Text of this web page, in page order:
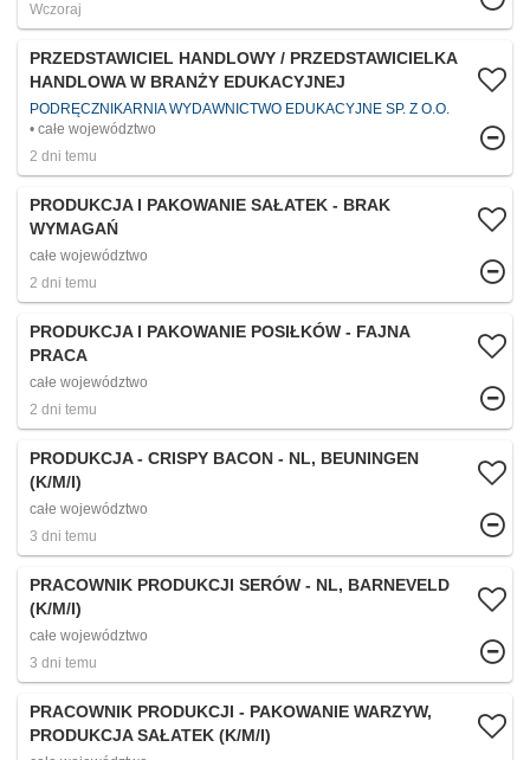
Wczoraj
PRZEDSTAWICIEL HANDLOWY / PRZEDSTAWICIELKA
HANDLOWA W BRANŻY EDUKACYJNEJ
PODRĘCZNIKARNIA WYDAWNICTWO EDUKACYJNE SP. Z O.O.
całe województwo
2 dni temu
PRODUKCJA I PAKOWANIE SAŁATEK - BRAK
WYMAGAŃ
całe województwo
2 dni temu
PRODUKCJA I PAKOWANIE POSIŁKÓW - FAJNA
PRACA
całe województwo
2 dni temu
PRODUKCJA - CRISPY BACON - NL, BEUNINGEN
(K/M/I)
całe województwo
3 dni temu
PRACOWNIK PRODUKCJI SERÓW - NL, BARNEVELD
(K/M/I)
całe województwo
3 dni temu
PRACOWNIK PRODUKCJI - PAKOWANIE WARZYW,
PRODUKCJA SAŁATEK (K/M/I)